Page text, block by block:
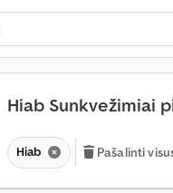
Hiab Sunkvežimiai
Hiab Pašalinti